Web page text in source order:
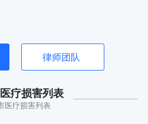
律师团队
疗损害列表
医疗损害列表